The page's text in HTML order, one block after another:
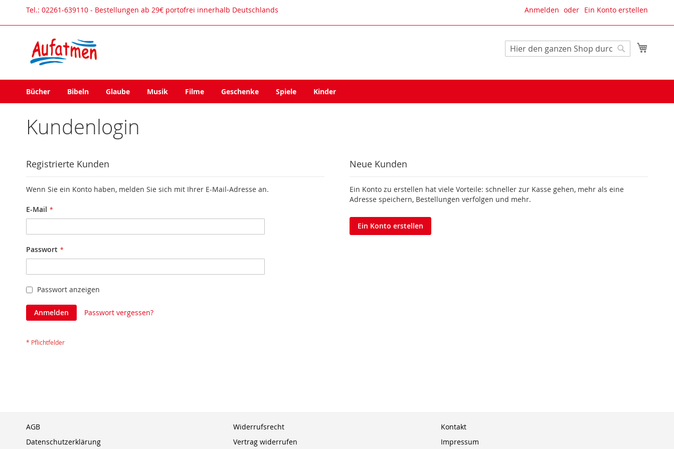
Direkt
Anmelden Ein Konto erstellen
Tel.: 02261-639110 - Bestellungen ab 29€ portofrei innerhalb Deutschlands
Suche
Bücher Bibeln Glaube Musik Filme Geschenke Spiele Kinder
Kundenlogin
Registrierte Kunden
Wenn Sie ein Konto haben, melden Sie sich mit Ihrer E-Mail-Adresse an.
E-Mail
Passwort
Passwort anzeigen
Anmelden Passwort vergessen?
Neue Kunden
Ein Konto zu erstellen hat viele Vorteile: schneller zur Kasse gehen, mehr als eine
Adresse speichern, Bestellungen verfolgen und mehr.
Ein Konto erstellen
AGB
Datenschutzerklärung
Widerrufsrecht
Vertrag widerrufen
Kontakt
Impressum